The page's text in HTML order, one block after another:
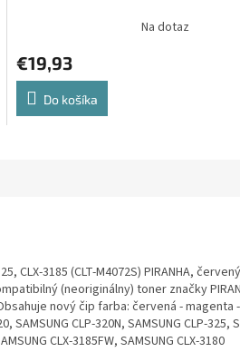
Na dotaz
€19,93
Do košíka
CLX-3185 (CLT-M4072S) PIRANHA,
(neoriginálny) toner značky
nový čip farba: červená - magenta
SAMSUNG CLP-320N, SAMSUNG CLP-325,
CLX-3185FW, SAMSUNG CLX-3180